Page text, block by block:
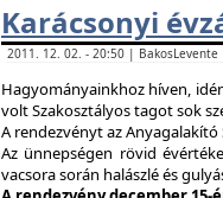
Karácsonyi
2011. 12. 02. - 20:50 |
Hagyományainkhoz híven,
volt Szakosztályos tagot sok
A rendezvényt az
Az ünnepségen rövid
vacsora során halászlé és